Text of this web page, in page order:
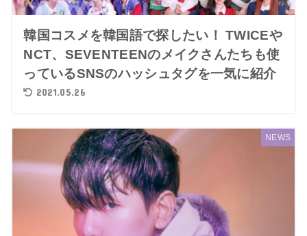
韓国コスメを韓国語で探したい！ TWICEや
NCT、SEVENTEENのメイクさんたちも使
っているSNSのハッシュタグを一気に紹介
2021.05.26
NEWS